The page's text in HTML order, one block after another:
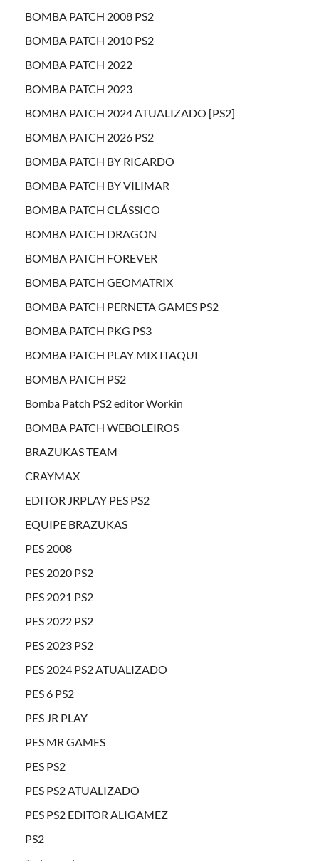
BOMBA PATCH 2008 PS2
BOMBA PATCH 2010 PS2
BOMBA PATCH 2022
BOMBA PATCH 2023
BOMBA PATCH 2024 ATUALIZADO [PS2]
BOMBA PATCH 2026 PS2
BOMBA PATCH BY RICARDO
BOMBA PATCH BY VILIMAR
BOMBA PATCH CLÁSSICO
BOMBA PATCH DRAGON
BOMBA PATCH FOREVER
BOMBA PATCH GEOMATRIX
BOMBA PATCH PERNETA GAMES PS2
BOMBA PATCH PKG PS3
BOMBA PATCH PLAY MIX ITAQUI
BOMBA PATCH PS2
Bomba Patch PS2 editor Workin
BOMBA PATCH WEBOLEIROS
BRAZUKAS TEAM
CRAYMAX
EDITOR JRPLAY PES PS2
EQUIPE BRAZUKAS
PES 2008
PES 2020 PS2
PES 2021 PS2
PES 2022 PS2
PES 2023 PS2
PES 2024 PS2 ATUALIZADO
PES 6 PS2
PES JR PLAY
PES MR GAMES
PES PS2
PES PS2 ATUALIZADO
PES PS2 EDITOR ALIGAMEZ
PS2